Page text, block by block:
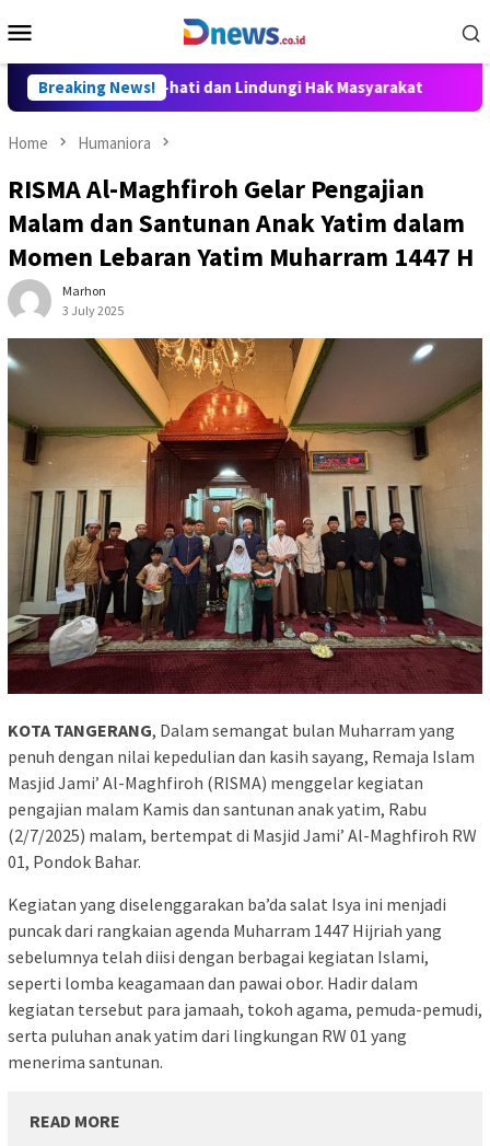
to
Menu
Breaking News!
Hati-hati dan Lindungi Hak Masyarakat Dosen
Home Humaniora
RISMA Al-Maghfiroh Gelar Pengajian
Malam dan Santunan Anak Yatim dalam
Momen Lebaran Yatim Muharram 1447 H
Marhon
3 July 2025
KOTA TANGERANG, Dalam semangat bulan Muharram yang
penuh dengan nilai kepedulian dan kasih sayang, Remaja Islam
Masjid Jami’ Al-Maghfiroh (RISMA) menggelar kegiatan
pengajian malam Kamis dan santunan anak yatim, Rabu
(2/7/2025) malam, bertempat di Masjid Jami’ Al-Maghfiroh RW
01, Pondok Bahar.
Kegiatan yang diselenggarakan ba’da salat Isya ini menjadi
puncak dari rangkaian agenda Muharram 1447 Hijriah yang
sebelumnya telah diisi dengan berbagai kegiatan Islami,
seperti lomba keagamaan dan pawai obor. Hadir dalam
kegiatan tersebut para jamaah, tokoh agama, pemuda-pemudi,
serta puluhan anak yatim dari lingkungan RW 01 yang
menerima santunan.
READ MORE